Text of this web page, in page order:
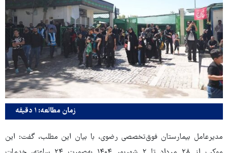
زمان مطالعه: ۱ دقیقه
مدیرعامل بیمارستان فوق‌تخصصی رضوی، با بیان این مطلب، گفت: این